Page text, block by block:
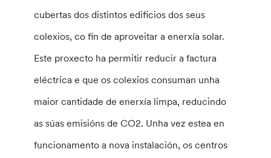
cubertas dos distintos edificios dos seus
colexios, co fin de aproveitar a enerxía solar.
Este proxecto ha permitir reducir a factura
eléctrica e que os colexios consuman unha
maior cantidade de enerxía limpa, reducindo
as súas emisións de CO2. Unha vez estea en
funcionamento a nova instalación, os centros